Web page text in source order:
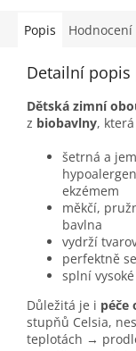
Popis Hodnocení
Detailní
Dětská zimní
z biobavlny,
šetrná a
ekzémem
měkčí,
bavlna
vydrží
perfektně
splní
Důležitá je i péče
stupňů Celsia,
teplotách →